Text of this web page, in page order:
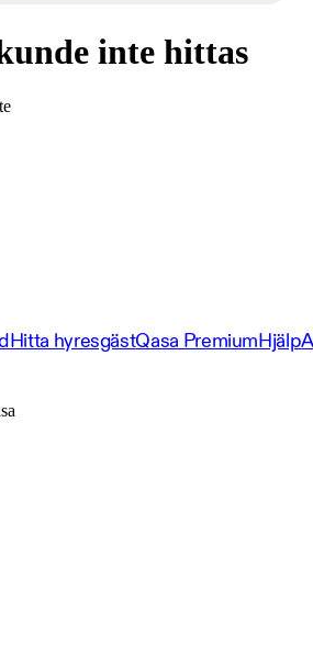
inte hittas
Hitta hyresgästQasa PremiumHjälp